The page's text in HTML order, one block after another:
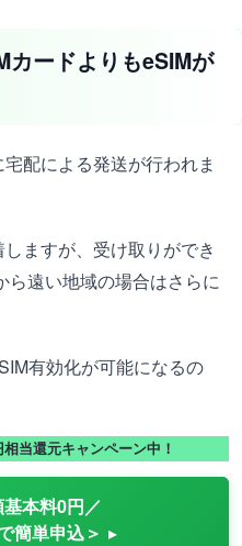
カードよりもeSIMが
配による発送が行われま
ますが、受け取りができ
ら遠い地域の場合はさらに
有効化が可能になるの
当還元キャンペーン中！
本料0円／
簡単申込＞